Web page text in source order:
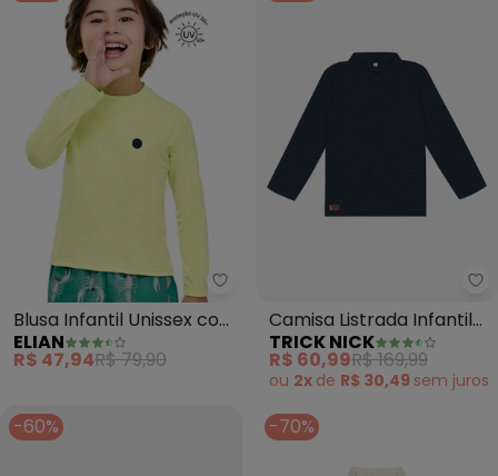
Elian - Blusa Infantil Unissex
Blusa Infantil Unissex com
Proteção Solar
(Amarelo)
ELIAN
R$ 47,94R$ 79,90
Camisa Listrada Infantil
Manga Longa (Azul)
TRICK NICK
R$ 60,99R$ 169,99
ou 2x de R$ 30,49 sem juros
-60% -70%